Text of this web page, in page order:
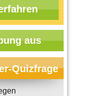
aus
Quizfrage